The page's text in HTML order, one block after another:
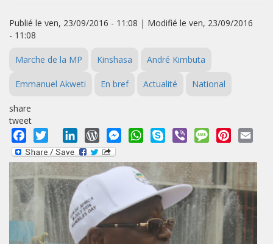
Publié le ven, 23/09/2016 - 11:08 | Modifié le ven, 23/09/2016
- 11:08
Marche de la MP Kinshasa André Kimbuta
Emmanuel Akweti En bref Actualité National
share
tweet
Facebook
Twitter LinkedInWordPressMessengerWhatsApp
Skype Viber MessagePinterest